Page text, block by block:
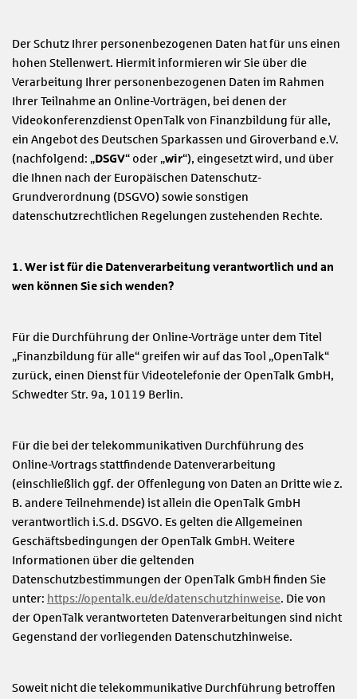
Der Schutz Ihrer personenbezogenen Daten hat für uns einen
hohen Stellenwert. Hiermit informieren wir Sie über die
Verarbeitung Ihrer personenbezogenen Daten im Rahmen
Ihrer Teilnahme an Online-Vorträgen, bei denen der
Videokonferenzdienst OpenTalk von Finanzbildung für alle,
ein Angebot des Deutschen Sparkassen und Giroverband e.V.
(nachfolgend: „DSGV“ oder „wir“), eingesetzt wird, und über
die Ihnen nach der Europäischen Datenschutz-
Grundverordnung (DSGVO) sowie sonstigen
datenschutzrechtlichen Regelungen zustehenden Rechte.
1. Wer ist für die Datenverarbeitung verantwortlich und an
wen können Sie sich wenden?
Für die Durchführung der Online-Vorträge unter dem Titel
„Finanzbildung für alle“ greifen wir auf das Tool „OpenTalk“
zurück, einen Dienst für Videotelefonie der OpenTalk GmbH,
Schwedter Str. 9a, 10119 Berlin.
Für die bei der telekommunikativen Durchführung des
Online-Vortrags stattfindende Datenverarbeitung
(einschließlich ggf. der Offenlegung von Daten an Dritte wie z.
B. andere Teilnehmende) ist allein die OpenTalk GmbH
verantwortlich i.S.d. DSGVO. Es gelten die Allgemeinen
Geschäftsbedingungen der OpenTalk GmbH. Weitere
Informationen über die geltenden
Datenschutzbestimmungen der OpenTalk GmbH finden Sie
unter: https://opentalk.eu/de/datenschutzhinweise. Die von
der OpenTalk verantworteten Datenverarbeitungen sind nicht
Gegenstand der vorliegenden Datenschutzhinweise.
Soweit nicht die telekommunikative Durchführung betroffen